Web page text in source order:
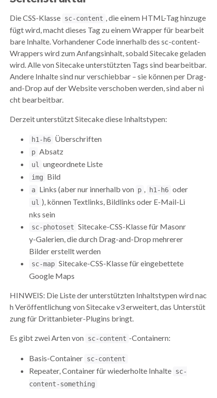
Die CSS-Klasse sc-content , die einem HTML-Tag hinzuge
fügt wird, macht dieses Tag zu einem Wrapper für bearbeit
bare Inhalte. Vorhandener Code innerhalb des sc-content-
Wrappers wird zum Anfangsinhalt, sobald Sitecake geladen
wird. Alle von Sitecake unterstützten Tags sind bearbeitbar.
Andere Inhalte sind nur verschiebbar – sie können per Drag-
and-Drop auf der Website verschoben werden, sind aber ni
cht bearbeitbar.
Derzeit unterstützt Sitecake diese Inhaltstypen:
h1-h6 Überschriften
p Absatz
ul ungeordnete Liste
img Bild
a Links (aber nur innerhalb von p , h1-h6 oder
ul ), können Textlinks, Bildlinks oder E-Mail-Li
nks sein
sc-photoset Sitecake-CSS-Klasse für Masonr
y-Galerien, die durch Drag-and-Drop mehrerer
Bilder erstellt werden
sc-map Sitecake-CSS-Klasse für eingebettete
Google Maps
HINWEIS: Die Liste der unterstützten Inhaltstypen wird nac
h Veröffentlichung von Sitecake v3 erweitert, das Unterstüt
zung für Drittanbieter-Plugins bringt.
Es gibt zwei Arten von sc-content -Containern:
Basis-Container sc-content
Repeater, Container für wiederholte Inhalte sc-
content-something